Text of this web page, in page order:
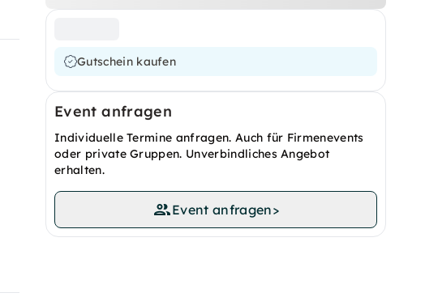
Gutschein kaufen
Event anfragen
Individuelle Termine anfragen. Auch für Firmenevents
oder private Gruppen. Unverbindliches Angebot
erhalten.
Event anfragen>